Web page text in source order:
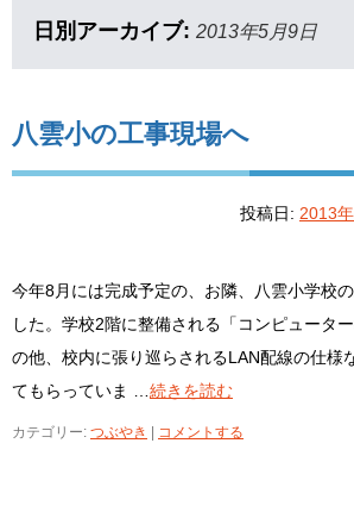
日別アーカイブ: 2013年5月9日
八雲小の工事現場へ
投稿日: 2013
今年8月には完成予定の、お隣、八雲小学校
した。学校2階に整備される「コンピュータ
の他、校内に張り巡らされるLAN配線の仕様
てもらっていま … 続きを読む
カテゴリー: つぶやき コメントする